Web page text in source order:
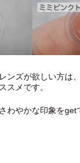
ンズが欲しい方は
スメです。
わやかな印象をget